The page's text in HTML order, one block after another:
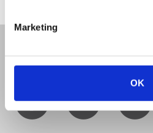
Marketing
OK
Del denne